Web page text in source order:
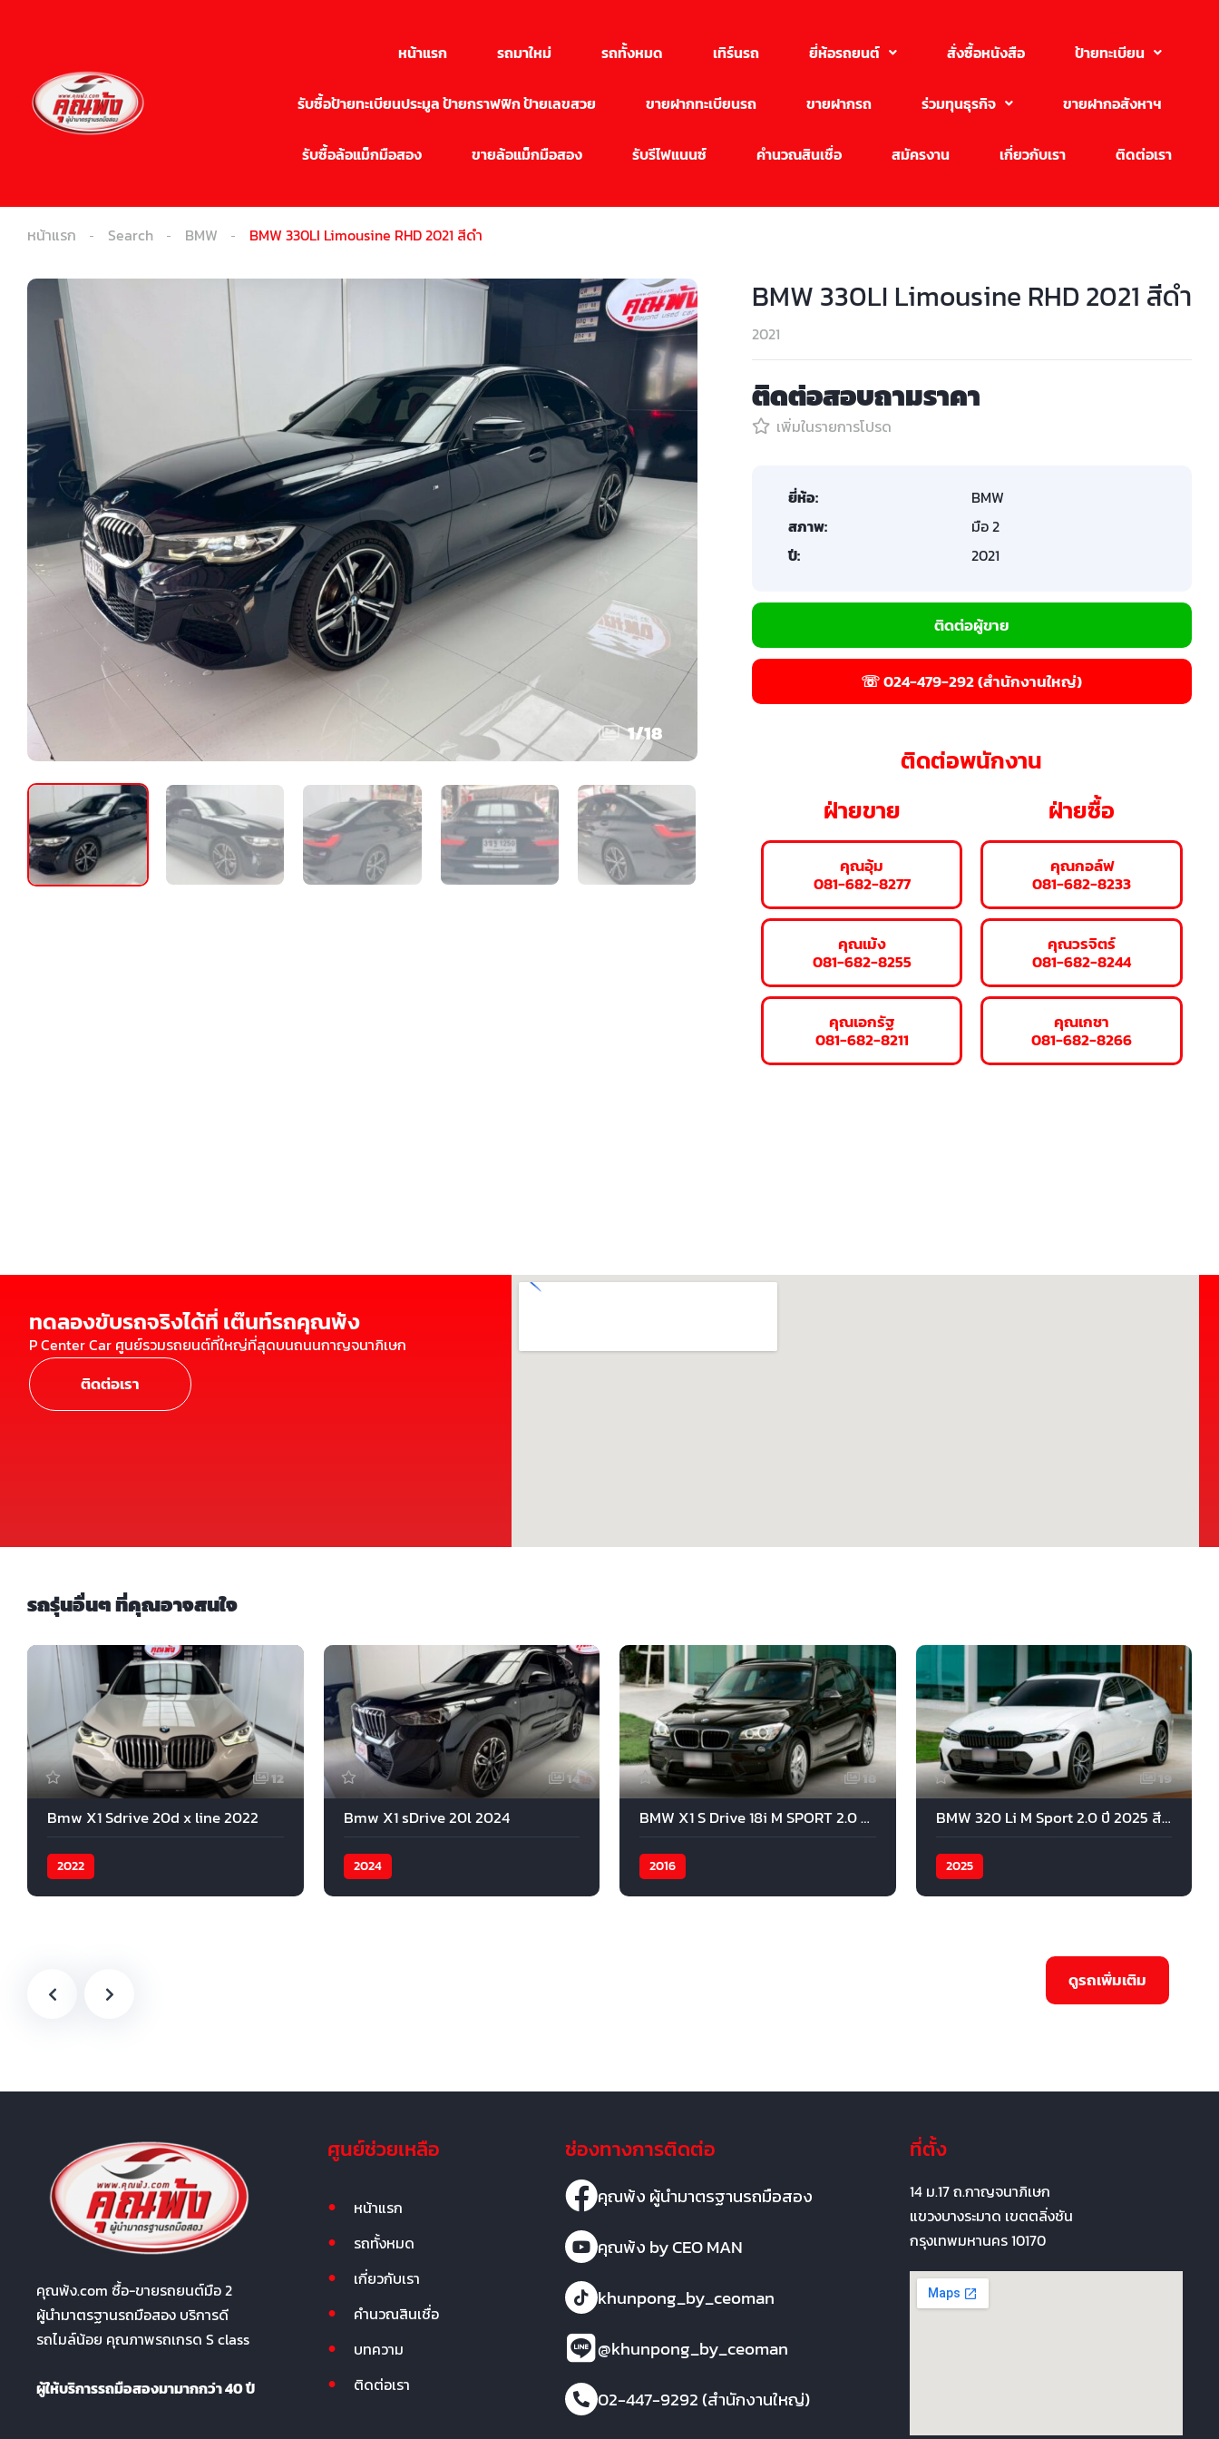
หน้าแรก รถมาใหม่ รถทั้งหมด เทิร์นรถ ยี่ห้อรถยนต์ สั่งซื้อหนังสือ ป้ายทะเบียน
รับซื้อป้ายทะเบียนประมูล ป้ายกราฟฟิก ป้ายเลขสวย ขายฝากทะเบียนรถ ขายฝากรถ ร่วมทุนธุรกิจ ขายฝากอสังหาฯ
รับซื้อล้อแม็กมือสอง ขายล้อแม็กมือสอง รับรีไฟแนนซ์ คำนวณสินเชื่อ สมัครงาน เกี่ยวกับเรา ติดต่อเรา
หน้าแรก Search BMW BMW 330LI Limousine RHD 2021 สีดำ
1/18
BMW 330LI Limousine RHD 2021 สีดำ
2021
ติดต่อสอบถามราคา
เพิ่มในรายการโปรด
ยี่ห้อ:
BMW
สภาพ:
มือ 2
ปี:
2021
ติดต่อผู้ขาย
☏ 024-479-292 (สำนักงานใหญ่)
ติดต่อพนักงาน
ฝ่ายขาย
คุณอุ้ม
081-682-8277
คุณเม้ง
081-682-8255
คุณเอกรัฐ
081-682-8211
ฝ่ายซื้อ
คุณกอล์ฟ
081-682-8233
คุณวรจิตร์
081-682-8244
คุณเกชา
081-682-8266
ทดลองขับรถจริงได้ที่ เต๊นท์รถคุณพ้ง
P Center Car ศูนย์รวมรถยนต์ที่ใหญ่ที่สุดบนถนนกาญจนาภิเษก
ติดต่อเรา
รถรุ่นอื่นๆ ที่คุณอาจสนใจ
12
Bmw X1 Sdrive 20d x line 2022
2022
14
Bmw X1 sDrive 20l 2024
2024
18
BMW X1 S Drive 18i M SPORT 2.0 2016 สีดำ
2016
19
BMW 320 Li M Sport 2.0 ปี 2025 สีขาว
2025
คุณพ้ง.com ซื้อ-ขายรถยนต์มือ 2
ผู้นำมาตรฐานรถมือสอง บริการดี
รถไมล์น้อย คุณภาพรถเกรด S class
ผู้ให้บริการรถมือสองมามากกว่า 40 ปี
ศูนย์ช่วยเหลือ
หน้าแรก
รถทั้งหมด
เกี่ยวกับเรา
คำนวณสินเชื่อ
บทความ
ติดต่อเรา
ช่องทางการติดต่อ
คุณพ้ง ผู้นำมาตรฐานรถมือสอง
คุณพ้ง by CEO MAN
khunpong_by_ceoman
@khunpong_by_ceoman
02-447-9292 (สำนักงานใหญ่)
ที่ตั้ง
14 ม.17 ถ.กาญจนาภิเษก
แขวงบางระมาด เขตตลิ่งชัน
กรุงเทพมหานคร 10170